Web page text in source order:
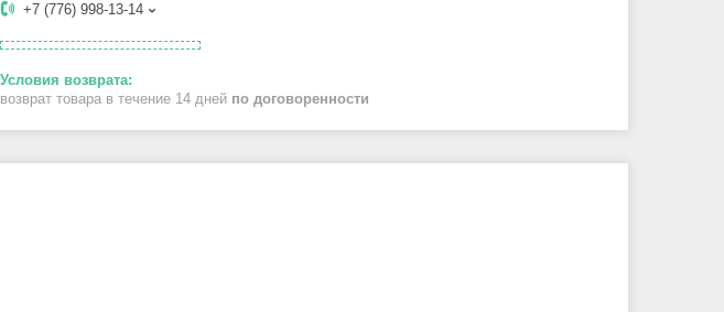
+7 (776) 998-13-14
возврат товара в течение 14 дней по договоренности